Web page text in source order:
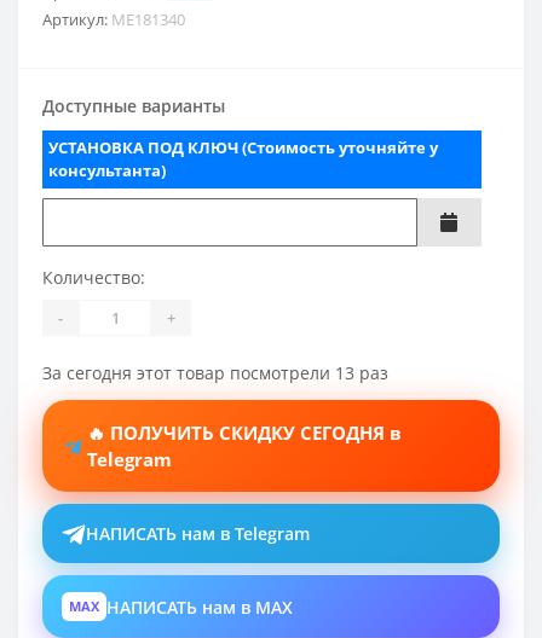
Артикул: ME181340
Доступные варианты
УСТАНОВКА ПОД КЛЮЧ (Стоимость уточняйте у
консультанта)
Количество:
- +
За сегодня этот товар посмотрели 13 раз
🔥 ПОЛУЧИТЬ СКИДКУ СЕГОДНЯ в
Telegram
НАПИСАТЬ нам в Telegram
MAX НАПИСАТЬ нам в MAX